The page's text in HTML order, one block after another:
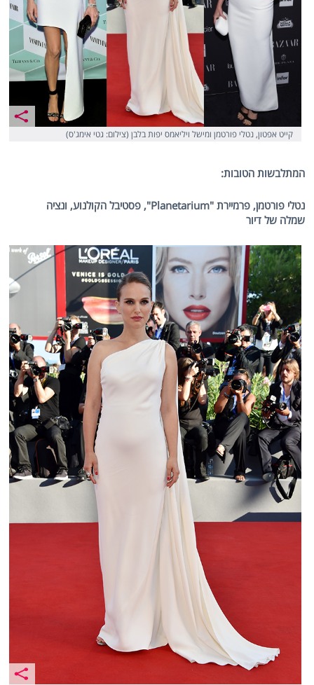
קייט אפטון, נטלי פורטמן ומישל ויליאמס יפות בלבן (צילום: גטי אימג'ס)
המתלבשות הטובות:
נטלי פורטמן, פרמיירת "Planetarium", פסטיבל הקולנוע, ונציה
שמלה של דיור